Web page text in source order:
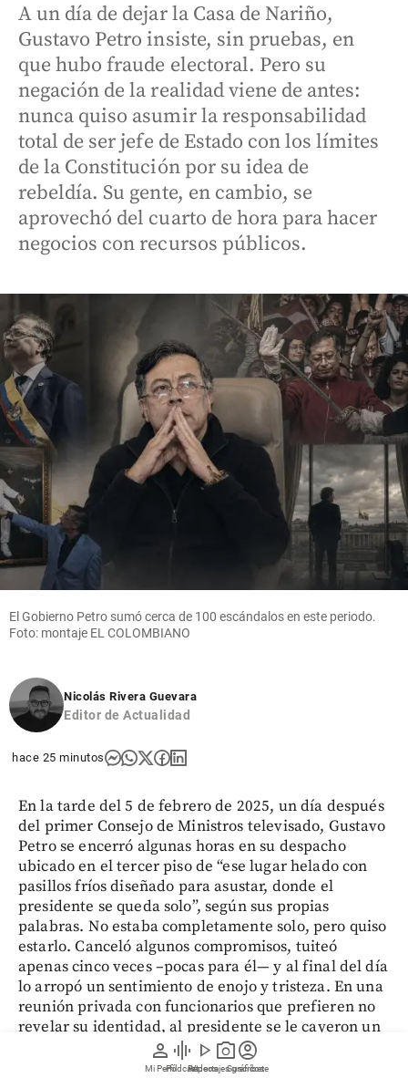
person
Mi Perfil
graphic_eq
Pódcast
play_arrow
Videos
photo_camera
Reportajes gráficos
account_circle
Suscríbete
A un día de dejar la Casa de Nariño,
Gustavo Petro insiste, sin pruebas, en
que hubo fraude electoral. Pero su
negación de la realidad viene de antes:
nunca quiso asumir la responsabilidad
total de ser jefe de Estado con los límites
de la Constitución por su idea de
rebeldía. Su gente, en cambio, se
aprovechó del cuarto de hora para hacer
negocios con recursos públicos.
El Gobierno Petro sumó cerca de 100 escándalos en este periodo.
Foto: montaje EL COLOMBIANO
Nicolás Rivera Guevara
Editor de Actualidad
hace 25 minutos
En la tarde del 5 de febrero de 2025, un día después
del primer Consejo de Ministros televisado, Gustavo
Petro se encerró algunas horas en su despacho
ubicado en el tercer piso de “ese lugar helado con
pasillos fríos diseñado para asustar, donde el
presidente se queda solo”, según sus propias
palabras. No estaba completamente solo, pero quiso
estarlo. Canceló algunos compromisos, tuiteó
apenas cinco veces –pocas para él— y al final del día
lo arropó un sentimiento de enojo y tristeza. En una
reunión privada con funcionarios que prefieren no
revelar su identidad, al presidente se le cayeron un
par de lágrimas de impotencia. Quiso volver a estar
solo. Pero el poder estaba ahí.